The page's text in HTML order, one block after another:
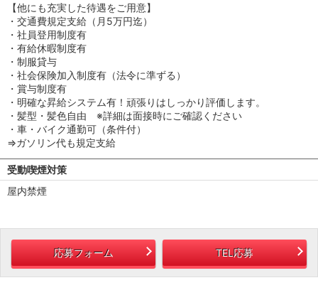
【他にも充実した待遇をご用意】
・交通費規定支給（月5万円迄）
・社員登用制度有
・有給休暇制度有
・制服貸与
・社会保険加入制度有（法令に準ずる）
・賞与制度有
・明確な昇給システム有！頑張りはしっかり評価します。
・髪型・髪色自由 ※詳細は面接時にご確認ください
・車・バイク通勤可（条件付）
⇒ガソリン代も規定支給
受動喫煙対策
屋内禁煙
応募フォーム TEL応募